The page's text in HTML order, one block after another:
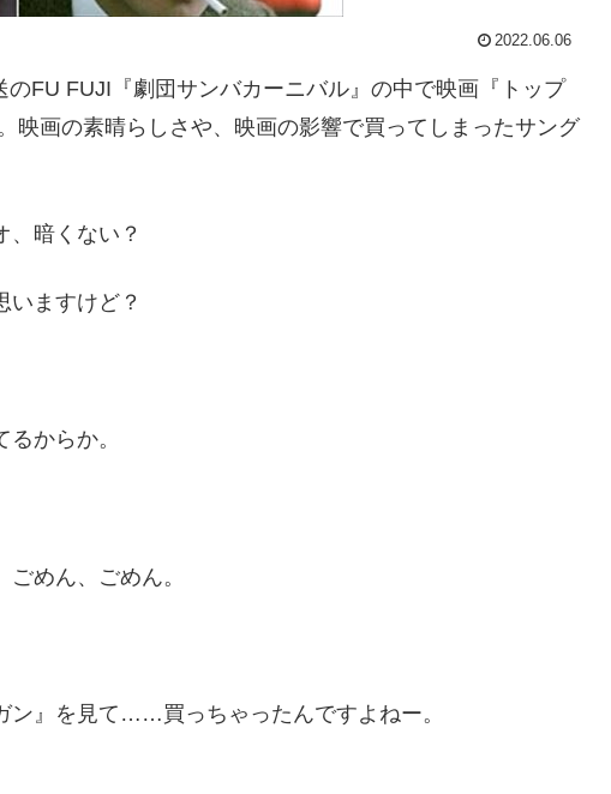
2022.06.06
FU FUJI『劇団サンバカーニバル』の中で映画『トップ
映画の素晴らしさや、映画の影響で買ってしまったサング
暗くない？
ますけど？
からか。
めん、ごめん。
ン』を見て……買っちゃったんですよねー。